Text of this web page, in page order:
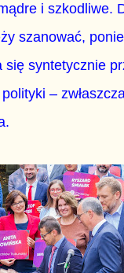
i szkodliwe.
szanować,
się syntetycznie
–